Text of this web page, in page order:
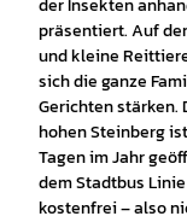
der Insekten
präsentiert. Auf
und kleine
sich die ganze
Gerichten stärken.
hohen Steinberg
Tagen im Jahr
dem Stadtbus
kostenfrei – also